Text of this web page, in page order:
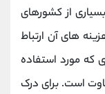
از کشورهای
‌های آن ارتباط
مورد استفاده
است. برای درک